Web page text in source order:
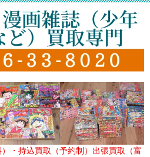
・持込買取（予約制）出張買取（富